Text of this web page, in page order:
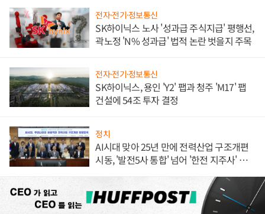
전자·전기·정보통신
SK하이닉스 노사 '성과급 주식지급' 평행선,
곽노정 'N% 성과급' 법적 논란 벗을지 주목
전자·전기·정보통신
SK하이닉스, 용인 'Y2' 팹과 청주 'M17' 팹
건설에 54조 투자 결정
정치
AI시대 맞아 25년 만에 전력산업 구조개편
시동, '발전5사 통합' 넘어 '한전 지주사' 재편